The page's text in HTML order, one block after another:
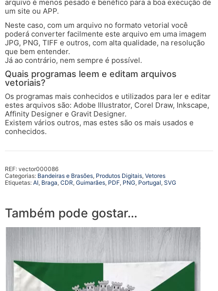
arquivo é menos pesado e benéfico para a boa execução de
um site ou APP.
Neste caso, com um arquivo no formato vetorial você
poderá converter facilmente este arquivo em uma imagem
JPG, PNG, TIFF e outros, com alta qualidade, na resolução
que bem entender.
Já ao contrário, nem sempre é possível.
Quais programas leem e editam arquivos
vetoriais?
Os programas mais conhecidos e utilizados para ler e editar
estes arquivos são: Adobe Illustrator, Corel Draw, Inkscape,
Affinity Designer e Gravit Designer.
Existem vários outros, mas estes são os mais usados e
conhecidos.
REF: vector000086
Categorias: Bandeiras e Brasões, Produtos Digitais, Vetores
Etiquetas: AI, Braga, CDR, Guimarães, PDF, PNG, Portugal, SVG
Também pode gostar…